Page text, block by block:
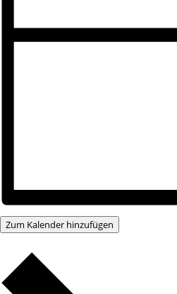
Zum Kalender hinzufügen